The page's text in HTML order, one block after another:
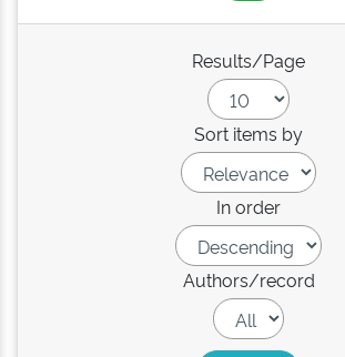
Results/Page
Sort items by
In order
Authors/record